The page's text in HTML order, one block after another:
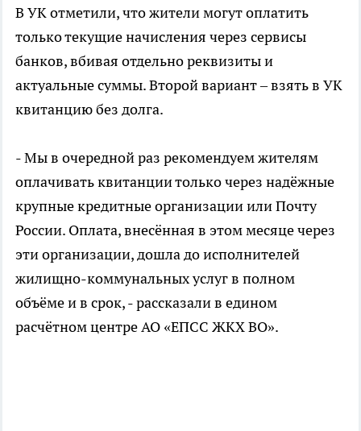
В УК отметили, что жители могут оплатить
только текущие начисления через сервисы
банков, вбивая отдельно реквизиты и
актуальные суммы. Второй вариант – взять в УК
квитанцию без долга.
- Мы в очередной раз рекомендуем жителям
оплачивать квитанции только через надёжные
крупные кредитные организации или Почту
России. Оплата, внесённая в этом месяце через
эти организации, дошла до исполнителей
жилищно-коммунальных услуг в полном
объёме и в срок, - рассказали в едином
расчётном центре АО «ЕПСС ЖКХ ВО».